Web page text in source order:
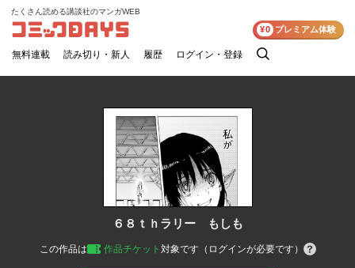
コミックDAYS
たくさん読める講談社のマンガWEB
無料連載 読み切り・新人 履歴 ログイン・登録
検
¥0 プレミアム体験
６８ｔｈラリー もしも
この作品は 作品チケット 対象です（ログインが必要です）